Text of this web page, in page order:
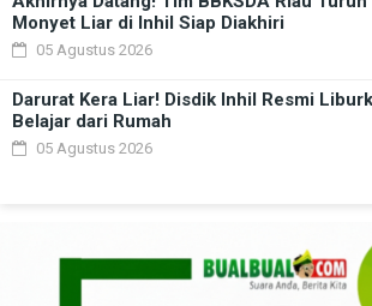
Monyet Liar di Inhil Siap Diakhiri
05 Agustus 2026
Darurat Kera Liar! Disdik Inhil Resmi
Belajar dari Rumah
05 Agustus 2026